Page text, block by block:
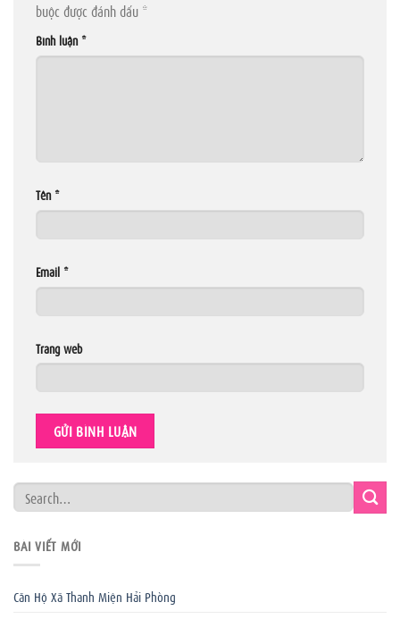
buộc được đánh dấu *
Bình luận *
Tên *
Email *
Trang web
BÀI VIẾT MỚI
Căn Hộ Xã Thanh Miện Hải Phòng